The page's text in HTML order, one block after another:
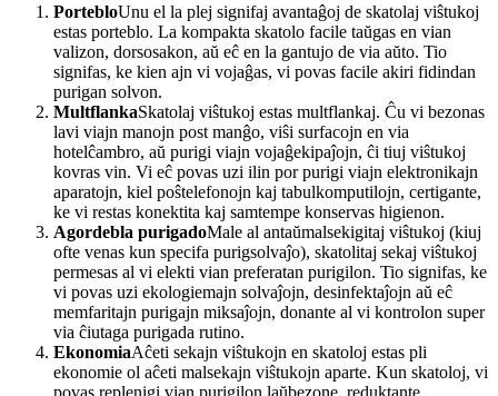
PortebloUnu el la plej signifaj avantaĝoj de skatolaj viŝtukoj
estas porteblo. La kompakta skatolo facile taŭgas en vian
valizon, dorsosakon, aŭ eĉ en la gantujo de via aŭto. Tio
signifas, ke kien ajn vi vojaĝas, vi povas facile akiri fidindan
purigan solvon.
MultflankaSkatolaj viŝtukoj estas multflankaj. Ĉu vi bezonas
lavi viajn manojn post manĝo, viŝi surfacojn en via
hotelĉambro, aŭ purigi viajn vojaĝekipaĵojn, ĉi tiuj viŝtukoj
kovras vin. Vi eĉ povas uzi ilin por purigi viajn elektronikajn
aparatojn, kiel poŝtelefonojn kaj tabulkomputilojn, certigante,
ke vi restas konektita kaj samtempe konservas higienon.
Agordebla purigadoMale al antaŭmalsekigitaj viŝtukoj (kiuj
ofte venas kun specifa purigsolvaĵo), skatolitaj sekaj viŝtukoj
permesas al vi elekti vian preferatan purigilon. Tio signifas, ke
vi povas uzi ekologiemajn solvaĵojn, desinfektaĵojn aŭ eĉ
memfaritajn purigajn miksaĵojn, donante al vi kontrolon super
via ĉiutaga purigada rutino.
EkonomiaAĉeti sekajn viŝtukojn en skatoloj estas pli
ekonomie ol aĉeti malsekajn viŝtukojn aparte. Kun skatoloj, vi
povas replenigi vian purigilon laŭbezone, reduktante